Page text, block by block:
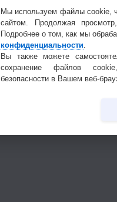
Мы используем файлы cookie,
сайтом. Продолжая
Подробнее о том, как мы
конфиденциальности
Вы также можете
сохранение файлов
безопасности в Вашем веб-